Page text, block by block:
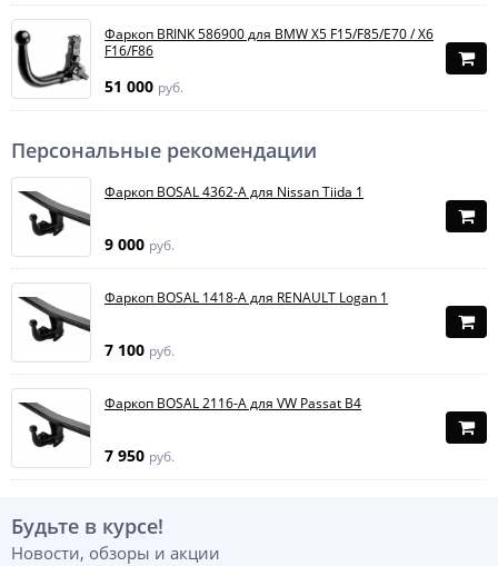
Фаркоп BRINK 586900 для BMW X5 F15/F85/E70 / X6
F16/F86
51 000 руб.
Персональные рекомендации
Фаркоп BOSAL 4362-A для Nissan Tiida 1
9 000 руб.
Фаркоп BOSAL 1418-A для RENAULT Logan 1
7 100 руб.
Фаркоп BOSAL 2116-A для VW Passat B4
7 950 руб.
Будьте в курсе!
Новости, обзоры и акции